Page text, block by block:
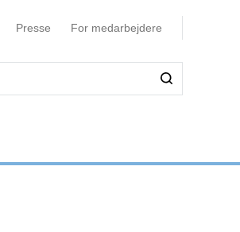
Presse For medarbejdere